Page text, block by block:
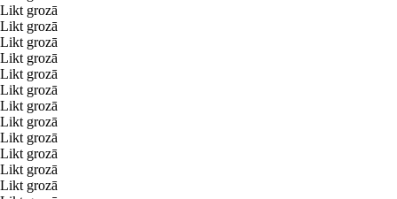
Likt grozā
Likt grozā
Likt grozā
Likt grozā
Likt grozā
Likt grozā
Likt grozā
Likt grozā
Likt grozā
Likt grozā
Likt grozā
Likt grozā